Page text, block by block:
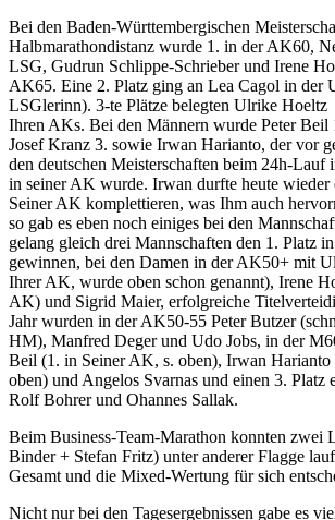
Bei den Baden-Württembergischen
Halbmarathondistanz wurde 1. in der AK60,
LSG, Gudrun Schlippe-Schrieber und Irene
AK65. Eine 2. Platz ging an Lea Cagol in der
LSGlerinn). 3-te Plätze belegten Ulrike
Ihren AKs. Bei den Männern wurde Peter Beil
Josef Kranz 3. sowie Irwan Harianto, der vor
den deutschen Meisterschaften beim 24h-Lauf
in seiner AK wurde. Irwan durfte heute wieder
Seiner AK komplettieren, was Ihm auch
so gab es eben noch einiges bei den
gelang gleich drei Mannschaften den 1. Platz
gewinnen, bei den Damen in der AK50+ mit
Ihrer AK, wurde oben schon genannt), Irene
AK) und Sigrid Maier, erfolgreiche
Jahr wurden in der AK50-55 Peter Butzer
HM), Manfred Deger und Udo Jobs, in der
Beil (1. in Seiner AK, s. oben), Irwan
oben) und Angelos Svarnas und einen 3. Platz
Rolf Bohrer und Ohannes Sallak.
Beim Business-Team-Marathon konnten zwei
Binder + Stefan Fritz) unter anderer Flagge
Gesamt und die Mixed-Wertung für sich
Nicht nur bei den Tagesergebnissen gabe es